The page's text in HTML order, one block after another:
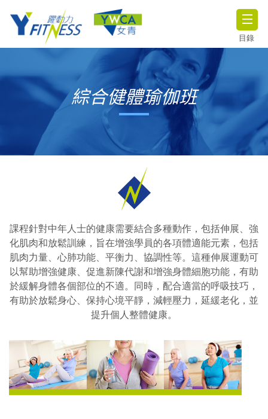
目錄
綜合健體瑜伽班
課程針對中年人士的健康需要結合多種動作，包括伸展、強
化肌肉和放鬆訓練，旨在增強學員的各項體適能元素，包括
肌肉力量、心肺功能、平衡力、協調性等。這種伸展運動可
以幫助增強健康、促進新陳代謝和增強身體細胞功能，有助
於緩解身體各個部位的不適。同時，配合適當的呼吸技巧，
有助於放鬆身心、保持心境平靜，減輕壓力，延緩老化，並
提升個人整體健康。